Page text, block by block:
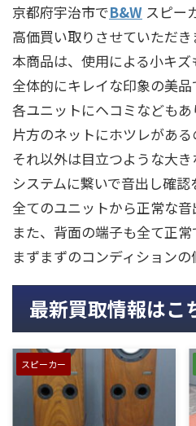
京都府宇治市でB&W スピー
高価買い取りさせていただき
本商品は、使用による小キズ
全体的にキレイな印象の美品
各ユニットにヘコミなどもあ
片方のネットにホツレがある
それ以外は目立つような大き
システムに繋いで音出し確認
全てのユニットから正常な音
また、背面の端子も全て正常
まずまずのコンディションの
最新買取情報はこ
スピーカー